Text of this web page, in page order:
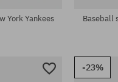
York Yankees Baseball
-23%